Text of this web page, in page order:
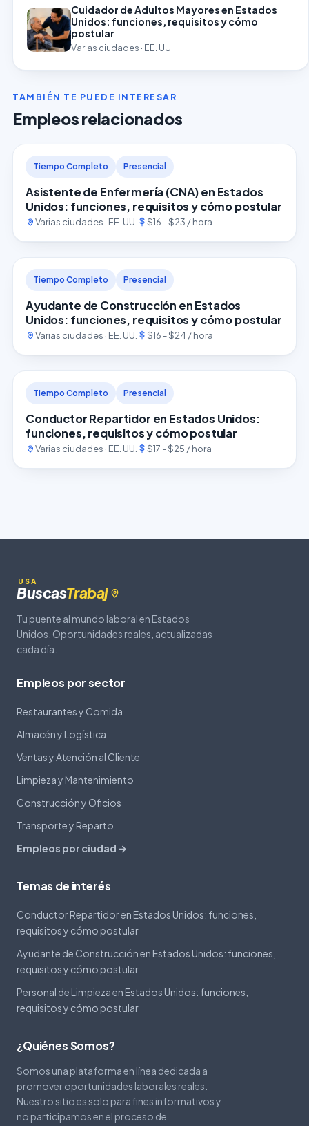
Cuidador de Adultos Mayores en Estados
Unidos: funciones, requisitos y cómo
postular
Varias ciudades · EE. UU.
TAMBIÉN TE PUEDE INTERESAR
Empleos relacionados
Tiempo Completo Presencial
Asistente de Enfermería (CNA) en Estados
Unidos: funciones, requisitos y cómo postular
Varias ciudades · EE. UU. $16 - $23 / hora
Tiempo Completo Presencial
Ayudante de Construcción en Estados
Unidos: funciones, requisitos y cómo postular
Varias ciudades · EE. UU. $16 - $24 / hora
Tiempo Completo Presencial
Conductor Repartidor en Estados Unidos:
funciones, requisitos y cómo postular
Varias ciudades · EE. UU. $17 - $25 / hora
USA
BuscasTrabaj
Tu puente al mundo laboral en Estados
Unidos. Oportunidades reales, actualizadas
cada día.
Empleos por sector
Restaurantes y Comida
Almacén y Logística
Ventas y Atención al Cliente
Limpieza y Mantenimiento
Construcción y Oficios
Transporte y Reparto
Empleos por ciudad →
Temas de interés
Conductor Repartidor en Estados Unidos: funciones,
requisitos y cómo postular
Ayudante de Construcción en Estados Unidos: funciones,
requisitos y cómo postular
Personal de Limpieza en Estados Unidos: funciones,
requisitos y cómo postular
¿Quiénes Somos?
Somos una plataforma en línea dedicada a
promover oportunidades laborales reales.
Nuestro sitio es solo para fines informativos y
no participamos en el proceso de